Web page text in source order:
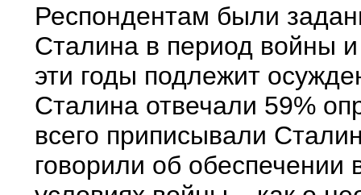
Респондентам были
Сталина в период войны
эти годы подлежит
Сталина отвечали 59%
всего приписывали
говорили об обеспечении